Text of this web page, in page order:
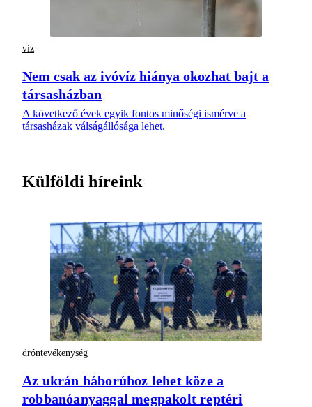
víz
Nem csak az ivóvíz hiánya okozhat bajt a
társasházban
A következő évek egyik fontos minőségi ismérve a
társasházak válságállósága lehet.
Külföldi híreink
dróntevékenység
Az ukrán háborúhoz lehet köze a
robbanóanyaggal megpakolt reptéri